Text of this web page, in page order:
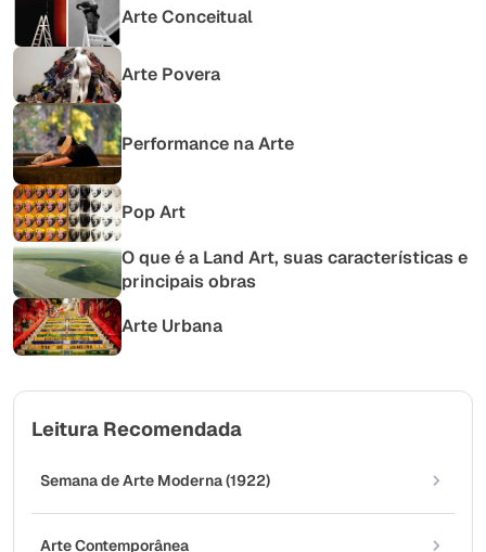
Arte Conceitual
Arte Povera
Performance na Arte
Pop Art
O que é a Land Art, suas características e
principais obras
Arte Urbana
Leitura Recomendada
Semana de Arte Moderna (1922)
Arte Contemporânea